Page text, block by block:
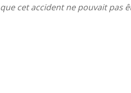
que cet accident ne pouvait pas